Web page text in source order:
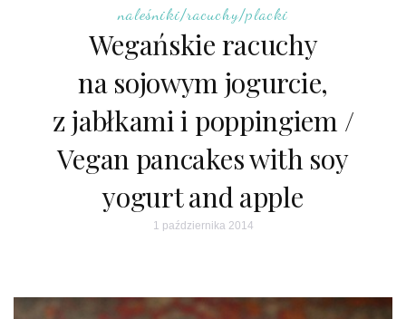
naleśniki/racuchy/placki
Wegańskie racuchy
na sojowym jogurcie,
z jabłkami i poppingiem /
Vegan pancakes with soy
yogurt and apple
1 października 2014